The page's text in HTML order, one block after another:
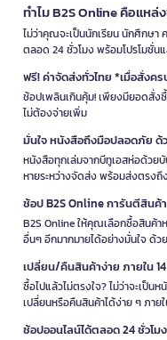
ทำไม B2S Online คือแห
ไม่ว่าคุณจะเป็นนักเรียน นักศึกษ
ตลอด 24 ชั่วโมง พร้อมโปรโมชั่น
ฟรี! ค่าจัดส่งทั่วไทย *เมื่อสั่งค
ช้อปเพลินเกินคุ้ม! เพียงมียอดสั่
ไม่ต้องจ่ายเพิ่ม
มั่นใจ หนังสือถึงมือปลอดภัย ด้
หนังสือทุกเล่มจากบีทูเอสห่อด้วย
หายระหว่างจัดส่ง พร้อมส่งตร
ช้อป B2S Online การันตีสินค้
B2S Online ให้คุณเลือกซื้อสินค้า
อื่นๆ อีกมากมายได้อย่างมั่นใจ ด้
เปลี่ยน/คืนสินค้าง่าย ภายใน
ซื้อไปแล้วไม่ตรงใจ? ไม่ว่าจะเป็
เปลี่ยนหรือคืนสินค้าได้ง่าย ๆ ภาย
ช้อปออนไลน์ได้ตลอด 24 ชั่วโม